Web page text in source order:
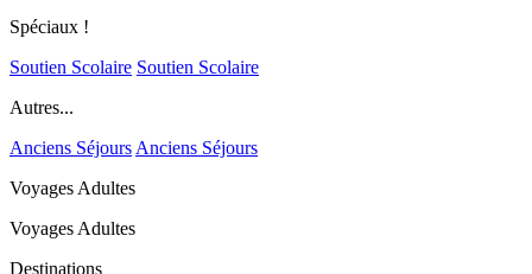
Spéciaux !
Soutien Scolaire Soutien Scolaire
Autres...
Anciens Séjours Anciens Séjours
Voyages Adultes
Voyages Adultes
Destinations